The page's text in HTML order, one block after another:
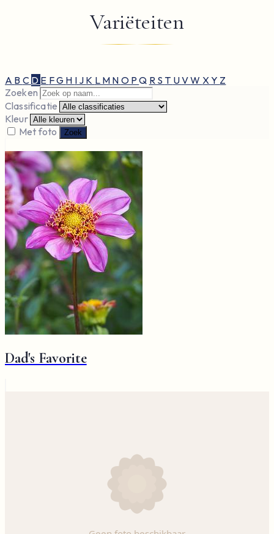
Variëteiten
A B C D E FG H I J K L M N O PQ R S T UVW XY Z
Zoeken
Classificatie
Kleur
Met foto
Zoek
Dad's Favorite